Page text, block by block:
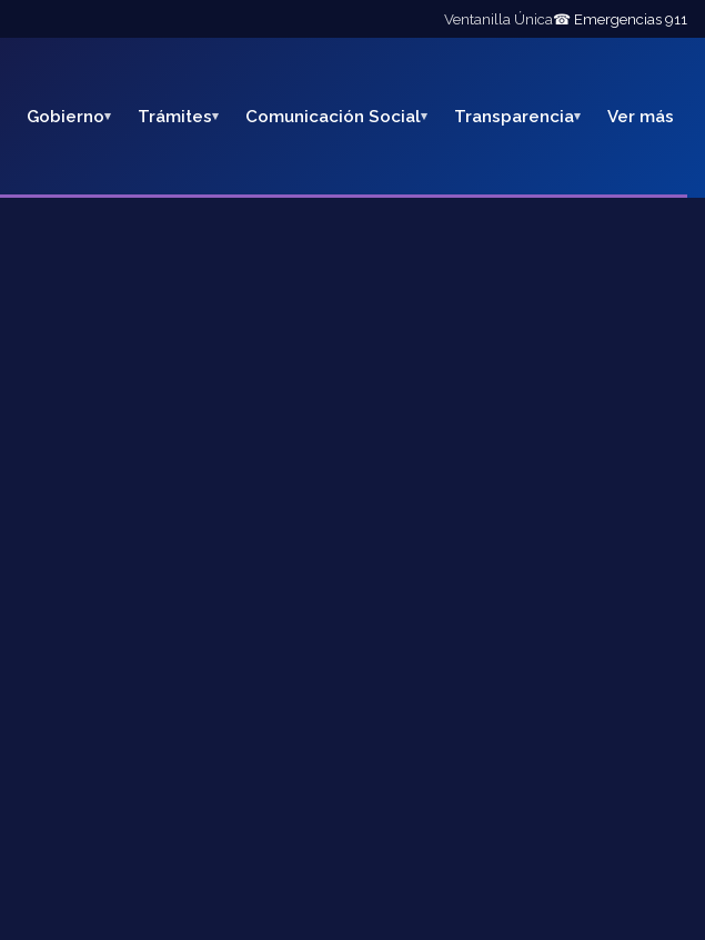
Ventanilla Única☎ Emergencias 911
Gobierno Trámites Comunicación Social Transparencia Ver más